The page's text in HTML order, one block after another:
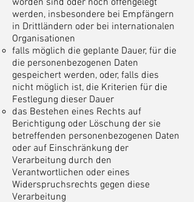
worden sind oder noch offengelegt
werden, insbesondere bei Empfängern
in Drittländern oder bei internationalen
Organisationen
falls möglich die geplante Dauer, für die
die personenbezogenen Daten
gespeichert werden, oder, falls dies
nicht möglich ist, die Kriterien für die
Festlegung dieser Dauer
das Bestehen eines Rechts auf
Berichtigung oder Löschung der sie
betreffenden personenbezogenen Daten
oder auf Einschränkung der
Verarbeitung durch den
Verantwortlichen oder eines
Widerspruchsrechts gegen diese
Verarbeitung